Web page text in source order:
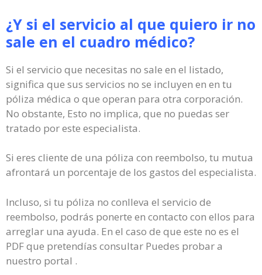
¿Y si el servicio al que quiero ir no
sale en el cuadro médico?
Si el servicio que necesitas no sale en el listado,
significa que sus servicios no se incluyen en en tu
póliza médica o que operan para otra corporación.
No obstante, Esto no implica, que no puedas ser
tratado por este especialista.
Si eres cliente de una póliza con reembolso, tu mutua
afrontará un porcentaje de los gastos del especialista.
Incluso, si tu póliza no conlleva el servicio de
reembolso, podrás ponerte en contacto con ellos para
arreglar una ayuda. En el caso de que este no es el
PDF que pretendías consultar Puedes probar a
nuestro portal .